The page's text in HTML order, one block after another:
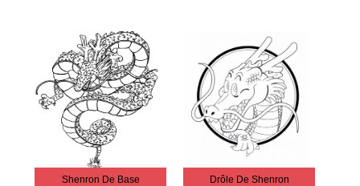
Shenron De Base Drôle De Shenron